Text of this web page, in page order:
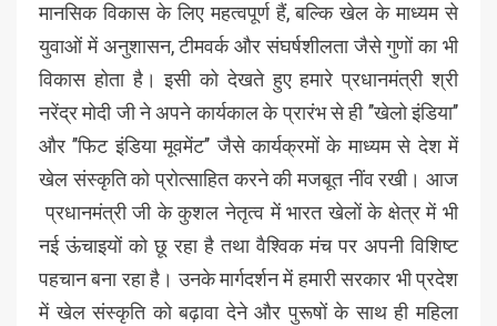
मानसिक विकास के लिए महत्वपूर्ण हैं, बल्कि खेल के माध्यम से
युवाओं में अनुशासन, टीमवर्क और संघर्षशीलता जैसे गुणों का भी
विकास होता है। इसी को देखते हुए हमारे प्रधानमंत्री श्री
नरेंद्र मोदी जी ने अपने कार्यकाल के प्रारंभ से ही ’’खेलो इंडिया’’
और ’’फिट इंडिया मूवमेंट’’ जैसे कार्यक्रमों के माध्यम से देश में
खेल संस्कृति को प्रोत्साहित करने की मजबूत नींव रखी। आज
प्रधानमंत्री जी के कुशल नेतृत्व में भारत खेलों के क्षेत्र में भी
नई ऊंचाइयों को छू रहा है तथा वैश्विक मंच पर अपनी विशिष्ट
पहचान बना रहा है। उनके मार्गदर्शन में हमारी सरकार भी प्रदेश
में खेल संस्कृति को बढ़ावा देने और पुरूषों के साथ ही महिला